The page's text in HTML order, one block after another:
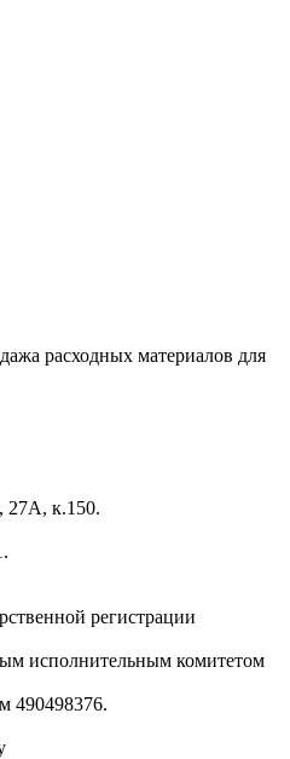
расходных материалов для
27А, к.150.
регистрации
исполнительным комитетом
490498376.